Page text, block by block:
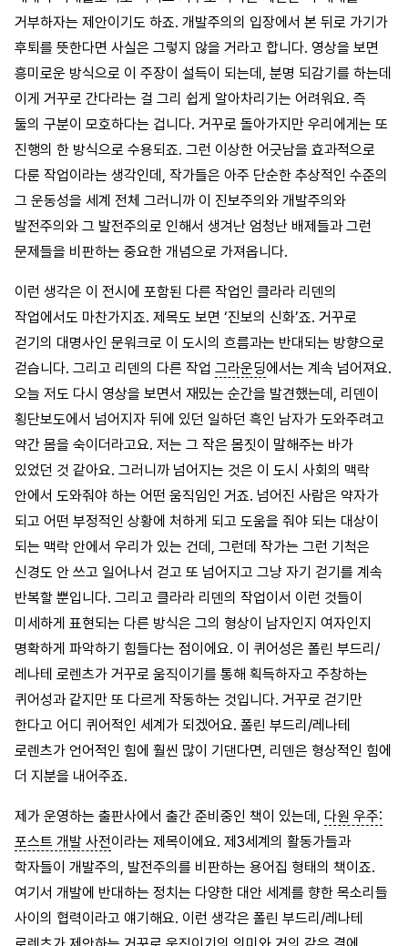
거부하자는 제안이기도 하죠. 개발주의의 입장에서 본 뒤로 가기가
후퇴를 뜻한다면 사실은 그렇지 않을 거라고 합니다. 영상을 보면
흥미로운 방식으로 이 주장이 설득이 되는데, 분명 되감기를 하는데
이게 거꾸로 간다라는 걸 그리 쉽게 알아차리기는 어려워요. 즉
둘의 구분이 모호하다는 겁니다. 거꾸로 돌아가지만 우리에게는 또
진행의 한 방식으로 수용되죠. 그런 이상한 어긋남을 효과적으로
다룬 작업이라는 생각인데, 작가들은 아주 단순한 추상적인 수준의
그 운동성을 세계 전체 그러니까 이 진보주의와 개발주의와
발전주의와 그 발전주의로 인해서 생겨난 엄청난 배제들과 그런
문제들을 비판하는 중요한 개념으로 가져옵니다.
이런 생각은 이 전시에 포함된 다른 작업인 클라라 리덴의
작업에서도 마찬가지죠. 제목도 보면 ‘진보의 신화’죠. 거꾸로
걷기의 대명사인 문워크로 이 도시의 흐름과는 반대되는 방향으로
걷습니다. 그리고 리덴의 다른 작업 그라운딩에서는 계속 넘어져요.
오늘 저도 다시 영상을 보면서 재밌는 순간을 발견했는데, 리덴이
횡단보도에서 넘어지자 뒤에 있던 일하던 흑인 남자가 도와주려고
약간 몸을 숙이더라고요. 저는 그 작은 몸짓이 말해주는 바가
있었던 것 같아요. 그러니까 넘어지는 것은 이 도시 사회의 맥락
안에서 도와줘야 하는 어떤 움직임인 거죠. 넘어진 사람은 약자가
되고 어떤 부정적인 상황에 처하게 되고 도움을 줘야 되는 대상이
되는 맥락 안에서 우리가 있는 건데, 그런데 작가는 그런 기척은
신경도 안 쓰고 일어나서 걷고 또 넘어지고 그냥 자기 걷기를 계속
반복할 뿐입니다. 그리고 클라라 리덴의 작업이서 이런 것들이
미세하게 표현되는 다른 방식은 그의 형상이 남자인지 여자인지
명확하게 파악하기 힘들다는 점이에요. 이 퀴어성은 폴린 부드리/
레나테 로렌츠가 거꾸로 움직이기를 통해 획득하자고 주창하는
퀴어성과 같지만 또 다르게 작동하는 것입니다. 거꾸로 걷기만
한다고 어디 퀴어적인 세계가 되겠어요. 폴린 부드리/레나테
로렌츠가 언어적인 힘에 훨씬 많이 기댄다면, 리덴은 형상적인 힘에
더 지분을 내어주죠.
제가 운영하는 출판사에서 출간 준비중인 책이 있는데, 다원 우주:
포스트 개발 사전이라는 제목이에요. 제3세계의 활동가들과
학자들이 개발주의, 발전주의를 비판하는 용어집 형태의 책이죠.
여기서 개발에 반대하는 정치는 다양한 대안 세계를 향한 목소리들
사이의 협력이라고 얘기해요. 이런 생각은 폴린 부드리/레나테